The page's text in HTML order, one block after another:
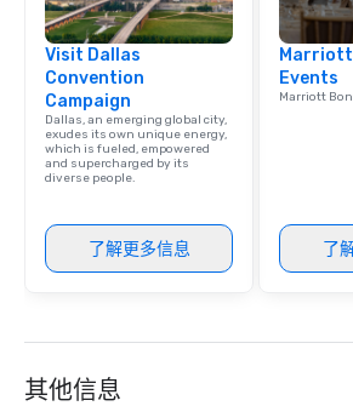
Visit Dallas
Convention
Campaign
Dallas, an emerging global city,
exudes its own unique energy,
which is fueled, empowered
and supercharged by its
diverse people.
了解更多信息
Events
Marriott
了
其他信息